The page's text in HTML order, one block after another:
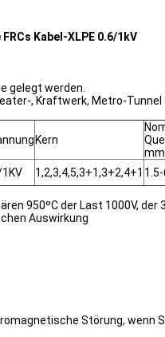
Kabel-XLPE 0.6/1kV
gelegt werden.
, Kraftwerk, Metro-
Kern
1,2,3,4,5,3+1,3+2,4+1
950ºC der Last 1000V, der
Auswirkung
Störung, wenn